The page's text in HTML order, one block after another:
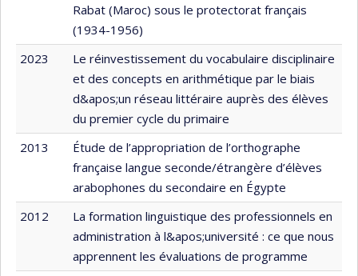
Rabat (Maroc) sous le protectorat français
(1934-1956)
2023
Le réinvestissement du vocabulaire disciplinaire
et des concepts en arithmétique par le biais
d&apos;un réseau littéraire auprès des élèves
du premier cycle du primaire
2013
Étude de l’appropriation de l’orthographe
française langue seconde/étrangère d’élèves
arabophones du secondaire en Égypte
2012
La formation linguistique des professionnels en
administration à l&apos;université : ce que nous
apprennent les évaluations de programme